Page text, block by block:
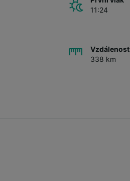
11:24
Vzdálenost
338 km